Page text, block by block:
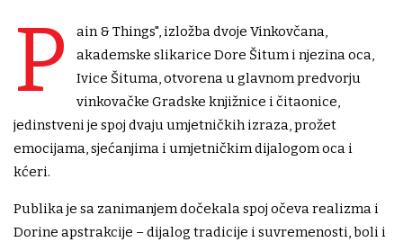
P
ain & Things", izložba dvoje Vinkovčana,
akademske slikarice Dore Šitum i njezina oca,
Ivice Šituma, otvorena u glavnom predvorju
vinkovačke Gradske knjižnice i čitaonice,
jedinstveni je spoj dvaju umjetničkih izraza, prožet
emocijama, sjećanjima i umjetničkim dijalogom oca i
kćeri.
Publika je sa zanimanjem dočekala spoj očeva realizma i
Dorine apstrakcije – dijalog tradicije i suvremenosti, boli i